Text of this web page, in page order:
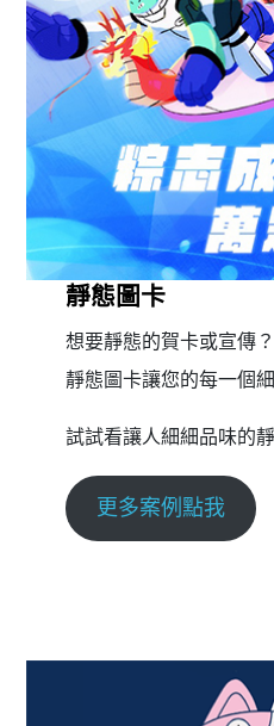
靜態圖卡
想要靜態的賀卡或宣傳
靜態圖卡讓您的每一個
試試看讓人細細品味的
更多案例點我